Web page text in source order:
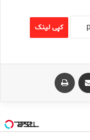
کپی لینک
اشتراک گذاری از طریق ایمیل